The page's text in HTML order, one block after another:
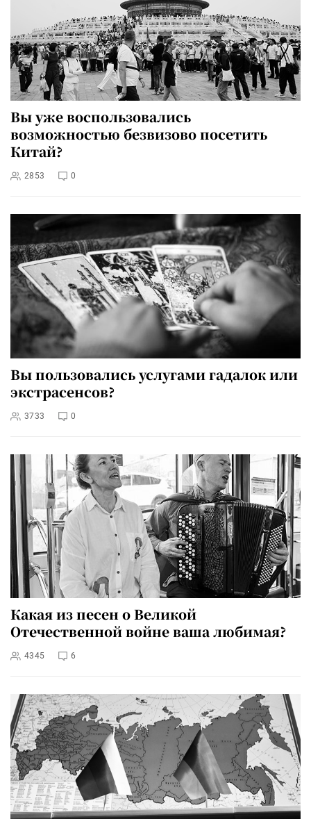
Вы уже воспользовались
возможностью безвизово посетить
Китай?
2853 0
Вы пользовались услугами гадалок или
экстрасенсов?
3733 0
Какая из песен о Великой
Отечественной войне ваша любимая?
4345 6